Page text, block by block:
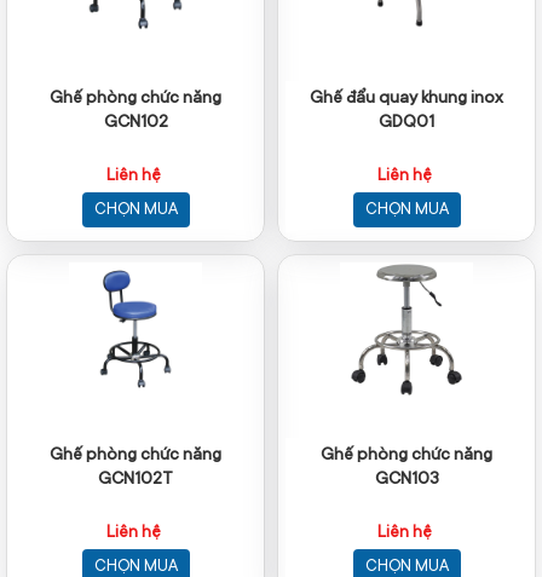
Ghế phòng chức năng
GCN102
Liên hệ
CHỌN MUA
Ghế đẩu quay khung inox
GDQ01
Liên hệ
CHỌN MUA
Ghế phòng chức năng
GCN102T
Liên hệ
CHỌN MUA
Ghế phòng chức năng
GCN103
Liên hệ
CHỌN MUA